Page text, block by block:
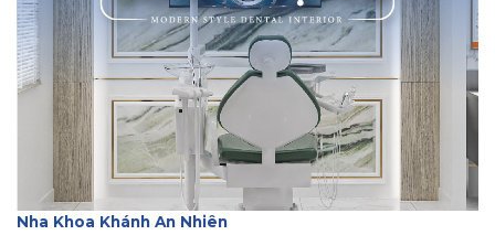
Nha Khoa Khánh An Nhiên